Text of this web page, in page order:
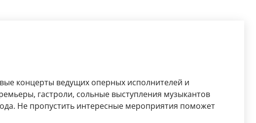
концерты ведущих оперных исполнителей и
гастроли, сольные выступления музыкантов
Не пропустить интересные мероприятия поможет